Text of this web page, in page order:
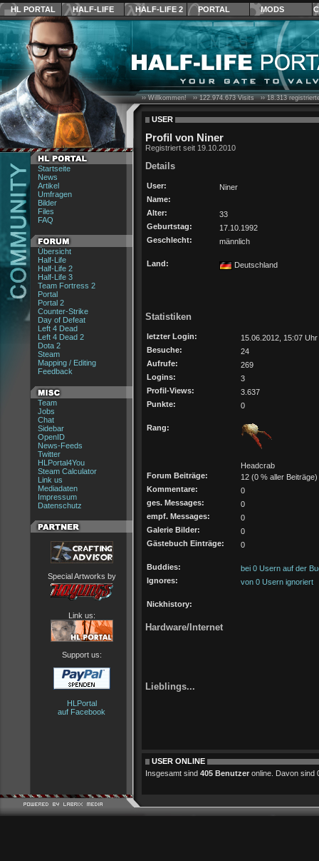
HL PORTAL HALF-LIFE HALF-LIFE 2 PORTAL MODS
Startseite
News
Artikel
Umfragen
Bilder
Files
FAQ
Übersicht
Half-Life
Half-Life 2
Half-Life 3
Team Fortress 2
Portal
Portal 2
Counter-Strike
Day of Defeat
Left 4 Dead
Left 4 Dead 2
Dota 2
Steam
Mapping / Editing
Feedback
Team
Jobs
Chat
Sidebar
OpenID
News-Feeds
Twitter
HLPortal4You
Steam Calculator
Link us
Mediadaten
Impressum
Datenschutz
Special Artworks by
Link us:
Support us:
HLPortal
auf Facebook
›› Willkommen! ››122.974.673Visits ››18.313
USER
Profil von Niner
Registriert seit 19.10.2010
Details
User:
Niner
Name:
Alter:
33
Geburtstag:
17.10.1992
Geschlecht:
männlich
Land: Deutschland
Statistiken
letzter Login:
15.06.2012, 15:07 Uhr
Besuche:
24
Aufrufe:
269
Logins:
3
Profil-Views:
3.637
Punkte:
0
Rang:
Headcrab
Forum Beiträge:
12 (0 % aller Beiträge)
Kommentare:
0
ges. Messages:
0
empf. Messages:
0
Galerie Bilder:
0
Gästebuch Einträge:
0
Buddies:
bei 0 Usern auf der
Ignores:
von 0 Usern ignoriert
Nickhistory:
Hardware/Internet
Lieblings...
USER ONLINE
Insgesamt sind 405 Benutzer online. Davon sind